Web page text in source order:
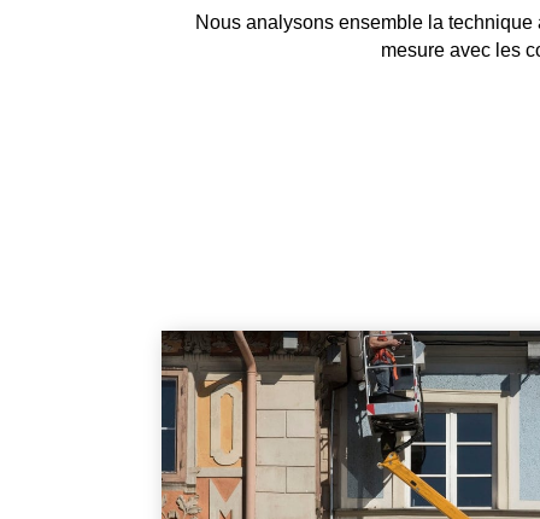
Nous analysons ensemble la technique
mesure avec les